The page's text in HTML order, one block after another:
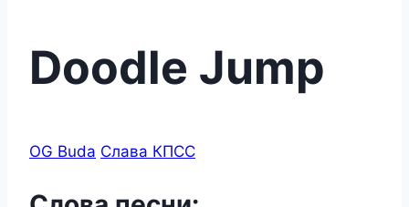
Doodle Jump
OG Buda Слава КПСС